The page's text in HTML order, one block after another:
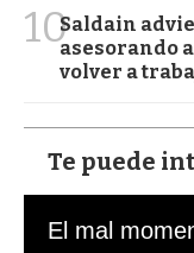
10Saldain
asesorando
volver a
Te puede